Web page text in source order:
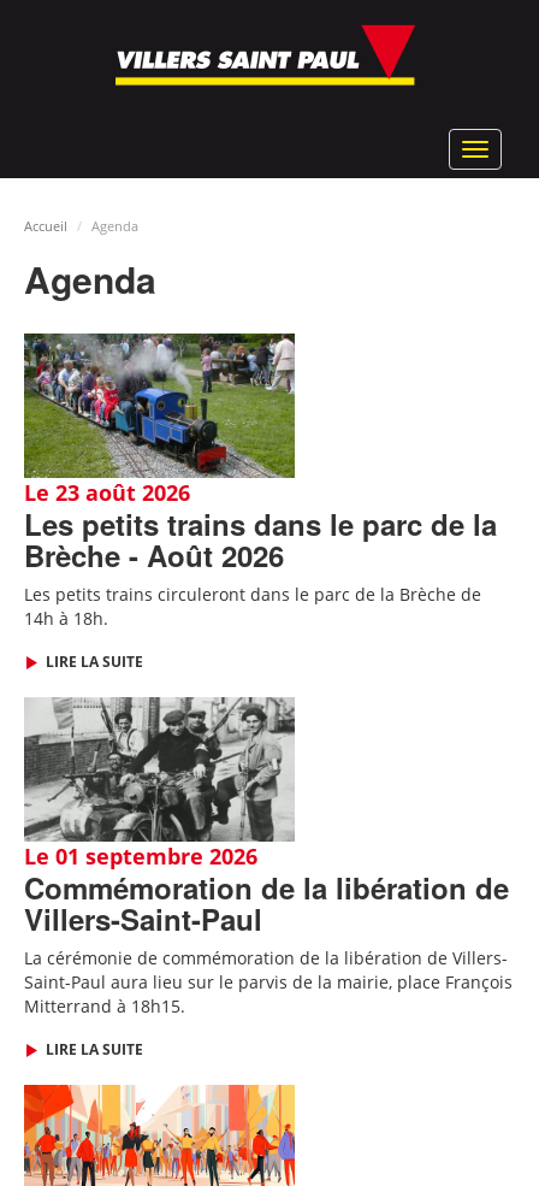
Toggle
Accueil Agenda
Agenda
Le 23 août 2026
Les petits trains dans le parc de la
Brèche - Août 2026
Les petits trains circuleront dans le parc de la Brèche de
14h à 18h.
LIRE LA SUITE
Le 01 septembre 2026
Commémoration de la libération de
Villers-Saint-Paul
La cérémonie de commémoration de la libération de Villers-
Saint-Paul aura lieu sur le parvis de la mairie, place François
Mitterrand à 18h15.
LIRE LA SUITE